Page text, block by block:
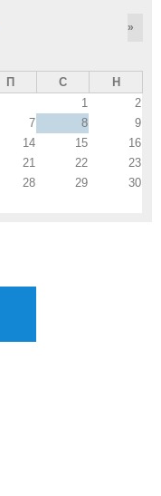
»
П С
Н
1
2
7 8
9
14 15
16
21 22
23
28 29
30